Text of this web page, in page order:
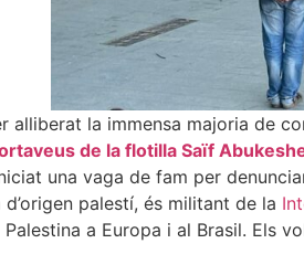
alliberat la immensa majoria de
de la flotilla Saïf
una vaga de fam per
palestí, és militant de la
a Europa i al Brasil. Els